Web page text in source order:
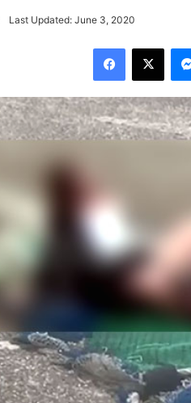
Last Updated: June 3, 2020